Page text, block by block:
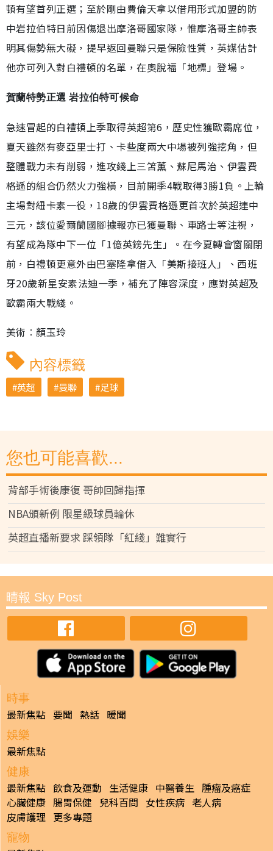
頓有望首列正選；至於剛由費倫天拿以借用形式加盟的防
中岩拉伯特日前因傷退出摩洛哥國家隊，惟摩洛哥主帥表
明其傷勢無大礙，提早返回曼聯只是保險性質，英媒估計
他亦可列入對白禮頓的名單，在奧脫福「地標」登場。
賀蘭特勢正選 岩拉伯特可候命
急速冒起的白禮頓上季取得英超第6，歷史性獲歐霸席位，
夏天雖然有麥亞里士打、卡些度兩大中場被列強挖角，但
整體戰力未有削弱，進攻綫上三笘薰、蘇尼馬治、伊雲費
格遜的組合仍然火力強橫，目前開季4戰取得3勝1負。上輪
主場對紐卡素一役，18歲的伊雲費格遜更首次於英超連中
三元，該位愛爾蘭國腳據報亦已獲曼聯、車路士等注視，
有望成為隊中下一位「1億英鎊先生」。在今夏轉會窗關閉
前，白禮頓更意外由巴塞隆拿借入「美斯接班人」、西班
牙20歲新星安素法迪一季，補充了陣容深度，應對英超及
歐霸兩大戰綫。
美術︰顏玉玲
內容標籤
英超 曼聯 足球
您也可能喜歡...
背部手術後康復 哥帥回歸指揮
NBA頒新例 限星級球員輪休
英超直播新要求 踩領隊「紅綫」難實行
晴報 Sky Post
時事
最新焦點 要聞 熱話 暖聞
娛樂
最新焦點
健康
最新焦點 飲食及運動 生活健康 中醫養生 腫瘤及癌症
心臟健康 腸胃保健 兒科百問 女性疾病 老人病
皮膚護理 更多專題
寵物